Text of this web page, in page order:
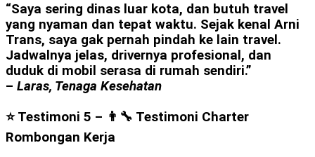
“Saya sering dinas luar kota, dan butuh travel
yang nyaman dan tepat waktu. Sejak kenal Arni
Trans, saya gak pernah pindah ke lain travel.
Jadwalnya jelas, drivernya profesional, dan
duduk di mobil serasa di rumah sendiri.”
– Laras, Tenaga Kesehatan
⭐ Testimoni 5 – 👨‍🔧 Testimoni Charter
Rombongan Kerja